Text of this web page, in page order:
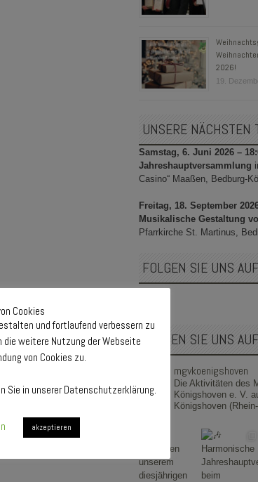
2026!
19.
UNSERE
Samstag, 6. Juni 2026 –
Jahreshauptversammlung
Casino“ Maaßen, Bedburg-
Freitag, 18. September
Musikalische Gestaltung
Pfarrkirche St. Martinus,
FOLGEN SIE UNS
FOLGEN SIE UNS
mgvkoenigshoven
Die Aktivitäten des
Königshoven e. V.
Königshoven
Cookies
und fortlaufend verbessern zu
die weitere Nutzung der Webseite
von Cookies zu.
Sie in unserer Datenschutzerklärung.
akzeptieren